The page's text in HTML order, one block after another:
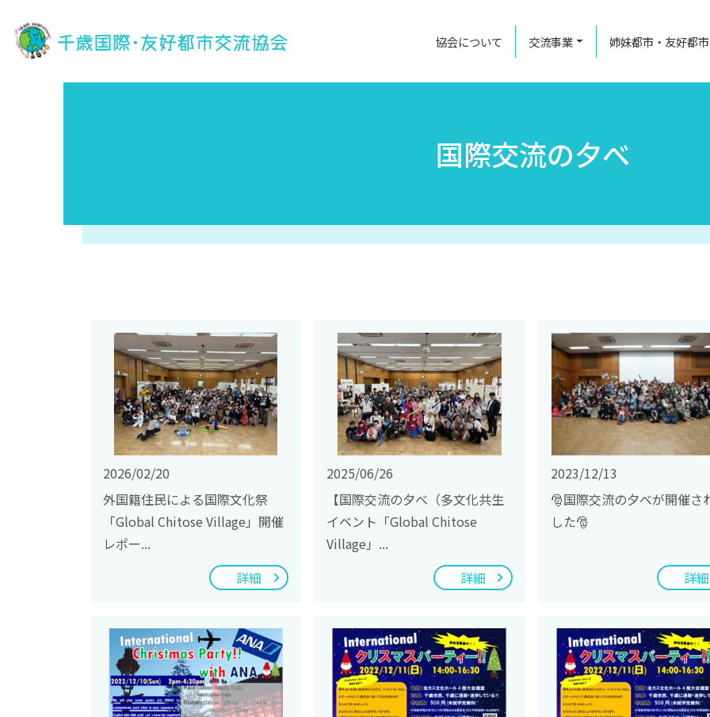
協会について 交流事業 姉妹都市・友好都市
国際交流の夕べ
2026/02/20
外国籍住民による国際文化祭
「Global Chitose Village」開催
レポー...
詳細
2025/06/26
【国際交流の夕べ（多文化共生
イベント「Global Chitose
Village」...
詳細
2023/12/13
🎅国際交流の夕べが開催さ
した🎅
詳細